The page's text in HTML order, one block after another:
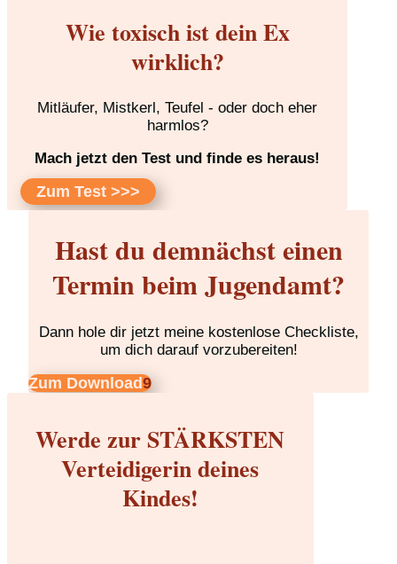
Wie toxisch ist dein Ex
wirklich?
Mitläufer, Mistkerl, Teufel - oder doch eher
harmlos?
Mach jetzt den Test und finde es heraus!
Zum Test >>>
Hast du demnächst einen
Termin beim Jugendamt?
Dann hole dir jetzt meine kostenlose Checkliste,
um dich darauf vorzubereiten!
Zum Download
Werde zur STÄRKSTEN
Verteidigerin deines
Kindes!